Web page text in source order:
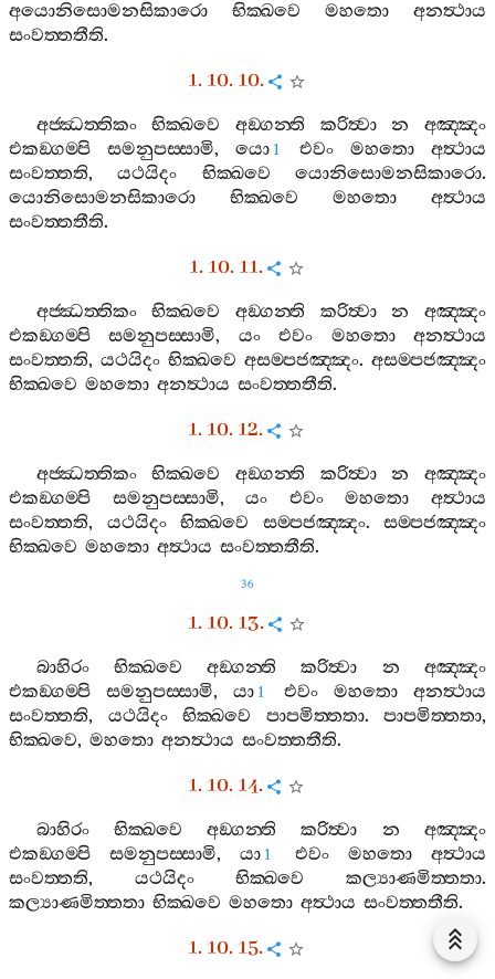
අයොනිසොමනසිකාරො
භික‍්ඛවෙ මහතො
අනත්‍ථාය
සංවත‍්තතීති.
1. 10. 10.
අජ‍්ඣත‍්තිකං භික‍්ඛවෙ අඞ‍්ගන‍්ති කරිත්‍වා න
අඤ‍්ඤං
එකඞ‍්ගම‍්පි
සමනුපස‍්සාමි, යො 1 එවං මහතො
අත්‍ථාය
සංවත‍්තති,යථයිදං භික‍්ඛවෙ යොනිසොමනසිකාරො.
යොනිසොමනසිකාරො
භික‍්ඛවෙ මහතො
අත්‍ථාය
සංවත‍්තතීති.
1. 10. 11.
අජ‍්ඣත‍්තිකං භික‍්ඛවෙ අඞ‍්ගන‍්ති කරිත්‍වා න
අඤ‍්ඤං
එකඞ‍්ගම‍්පි
සමනුපස‍්සාමි, යං එවං මහතො
අනත්‍ථාය
සංවත‍්තති, යථයිදං භික‍්ඛවෙ අසම‍්පජඤ‍්ඤං. අසම‍්පජඤ‍්ඤං
භික‍්ඛවෙ මහතො අනත්‍ථාය සංවත‍්තතීති.
1. 10. 12.
අජ‍්ඣත‍්තිකං භික‍්ඛවෙ අඞ‍්ගන‍්ති කරිත්‍වා න
අඤ‍්ඤං
එකඞ‍්ගම‍්පි
සමනුපස‍්සාමි,යං එවං මහතො
අත්‍ථාය
සංවත‍්තති, යථයිදං භික‍්ඛවෙ සම‍්පජඤ‍්ඤං. සම‍්පජඤ‍්ඤං
භික‍්ඛවෙ මහතො අත්‍ථාය සංවත‍්තතීති.
36
1. 10. 13.
බාහිරං භික‍්ඛවෙ අඞ‍්ගන‍්ති කරිත්‍වා න
අඤ‍්ඤං
එකඞ‍්ගම‍්පි
සමනුපස‍්සාමි, යා 1 එවං මහතො
අනත්‍ථාය
සංවත‍්තති, යථයිදං භික‍්ඛවෙ පාපමිත‍්තතා. පාපමිත‍්තතා,
භික‍්ඛවෙ, මහතො අනත්‍ථාය සංවත‍්තතීති.
1. 10. 14.
බාහිරං භික‍්ඛවෙ අඞ‍්ගන‍්ති කරිත්‍වා න
අඤ‍්ඤං
එකඞ‍්ගම‍්පි
සමනුපස‍්සාමි,යා 1 එවං මහතො
අත්‍ථාය
සංවත‍්තති, යථයිදං භික‍්ඛවෙ කල්‍යාණමිත‍්තතා.
කල්‍යාණමිත‍්තතා භික‍්ඛවෙ මහතො අත්‍ථාය සංවත‍්තතීති.
1. 10. 15.